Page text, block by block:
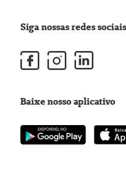
Siga nossas redes
Baixe nosso aplicativo